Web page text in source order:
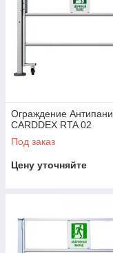
Ограждение
CARDDEX RTA 02
Под заказ
Цену уточняйте